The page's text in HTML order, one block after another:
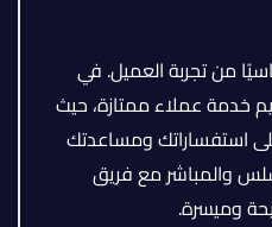
من تجربة العميل. في
عملاء ممتازة، حيث
استفساراتك ومساعدتك
والمباشر مع فريق
وميسرة.